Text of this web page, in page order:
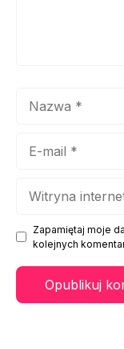
internetowa
Zapamiętaj moje
kolejnych